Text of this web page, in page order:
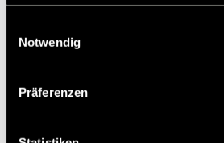
zustehen. Eingesetzte Dienstleister
zusammenführen. Weitere
unsererDatenschutzerklärung
.
Einstellungen aus, erteilen Sie uns
Notwendig
Präferenzen